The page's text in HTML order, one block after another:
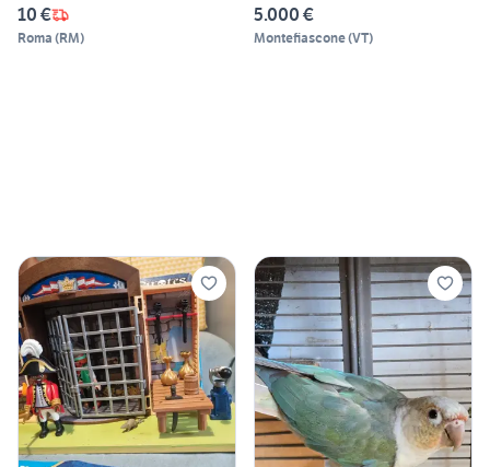
10 €
Roma (RM)
5.000 €
Montefiascone(VT)